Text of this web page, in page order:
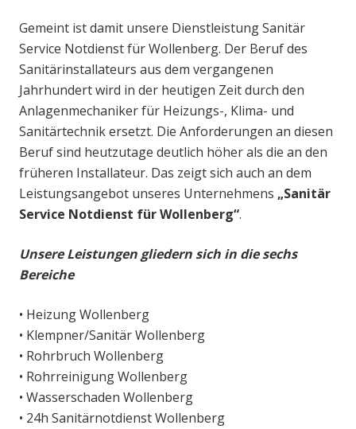
Gemeint ist damit unsere Dienstleistung Sanitär
Service Notdienst für Wollenberg. Der Beruf des
Sanitärinstallateurs aus dem vergangenen
Jahrhundert wird in der heutigen Zeit durch den
Anlagenmechaniker für Heizungs-, Klima- und
Sanitärtechnik ersetzt. Die Anforderungen an diesen
Beruf sind heutzutage deutlich höher als die an den
früheren Installateur. Das zeigt sich auch an dem
Leistungsangebot unseres Unternehmens „Sanitär
Service Notdienst für Wollenberg“.
Unsere Leistungen gliedern sich in die sechs
Bereiche
• Heizung Wollenberg
• Klempner/Sanitär Wollenberg
• Rohrbruch Wollenberg
• Rohrreinigung Wollenberg
• Wasserschaden Wollenberg
• 24h Sanitärnotdienst Wollenberg